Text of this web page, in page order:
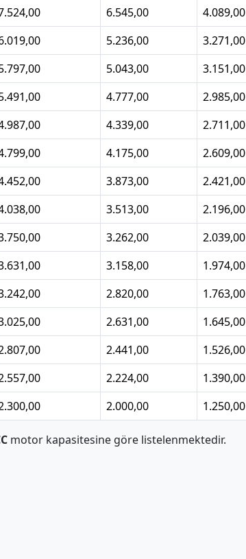
6.545,00 4.089,00
5.236,00 3.271,00
5.043,00 3.151,00
4.777,00 2.985,00
4.339,00 2.711,00
4.175,00 2.609,00
3.873,00 2.421,00
3.513,00 2.196,00
3.262,00 2.039,00
3.158,00 1.974,00
2.820,00 1.763,00
2.631,00 1.645,00
2.441,00 1.526,00
2.224,00 1.390,00
2.000,00 1.250,00
motor kapasitesine göre listelenmektedir.